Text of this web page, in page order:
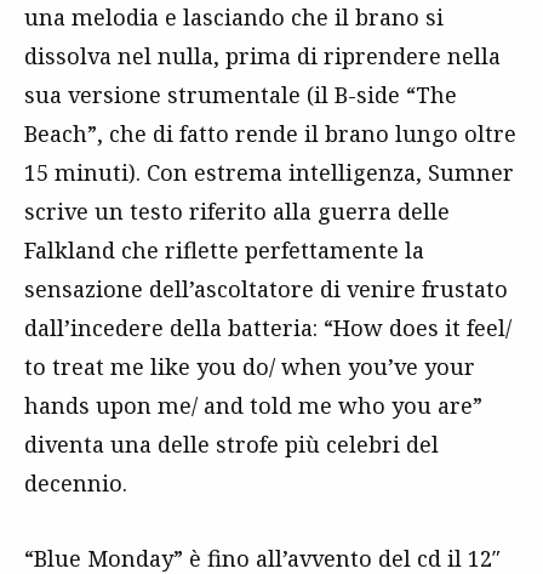
una melodia e lasciando che il brano si
dissolva nel nulla, prima di riprendere nella
sua versione strumentale (il B-side “The
Beach”, che di fatto rende il brano lungo oltre
15 minuti). Con estrema intelligenza, Sumner
scrive un testo riferito alla guerra delle
Falkland che riflette perfettamente la
sensazione dell’ascoltatore di venire frustato
dall’incedere della batteria: “How does it feel/
to treat me like you do/ when you’ve your
hands upon me/ and told me who you are”
diventa una delle strofe più celebri del
decennio.
“Blue Monday” è fino all’avvento del cd il 12″